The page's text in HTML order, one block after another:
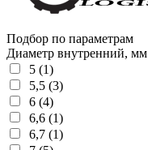
Подбор по параметрам
Диаметр внутренний, мм
5 (1)
5,5 (3)
6 (4)
6,6 (1)
6,7 (1)